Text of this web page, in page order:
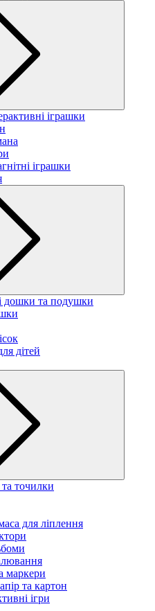
іграшки
іграшки
дошки та подушки
дітей
точилки
для ліплення
маркери
та картон
ігри